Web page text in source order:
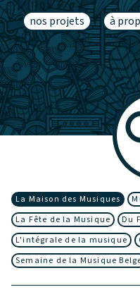
nos projets à
La Maison des Musiques
La Fête de la Musique
Du
L'intégrale de la musique
Semaine de la Musique